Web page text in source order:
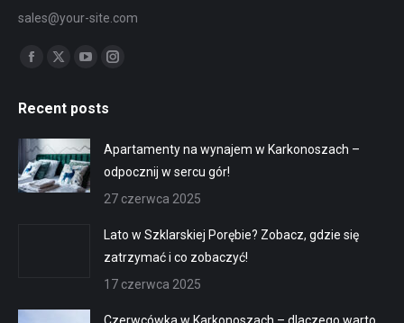
sales@your-site.com
Znajdź nas na:
opens
in
new
window
opens
in
new
window
YouTube
opens
in
new
window
Instagram
new
Recent posts
Apartamenty na wynajem w Karkonoszach –
odpocznij w sercu gór!
27 czerwca 2025
Lato w Szklarskiej Porębie? Zobacz, gdzie się
zatrzymać i co zobaczyć!
17 czerwca 2025